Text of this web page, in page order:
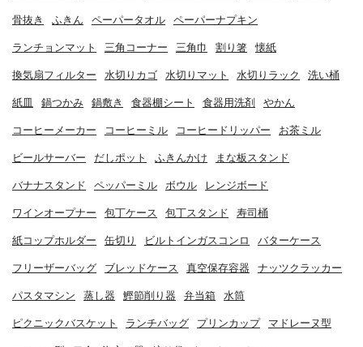
骨抜き ふきん ペーパータオル ペーパーナプキン
ランチョンマット 三角コーナー 三角巾 割り箸 懐紙
換気扇フィルター 水切りカゴ 水切りマット 水切りラック 洗い桶
紙皿 鍋つかみ 鍋敷き 食器棚シート 食器用洗剤 やかん
コーヒーメーカー コーヒーミル コーヒードリッパー お茶ミル
ビールサーバー だしポット ふきんかけ まな板スタンド
バナナスタンド ペッパーミル ボウル レンジボード
ワインオープナー 包丁ケース 包丁スタンド 寿司桶
紙コップホルダー 缶切り ビルトインガスコンロ バターケース
フリーザーバッグ ブレッドケース 真空保存容器 ナッツクラッカー
パスタマシン 蒸し器 鰹節削り器 弁当箱 水筒
ピクニックバスケット ランチバッグ プリンカップ マドレーヌ型